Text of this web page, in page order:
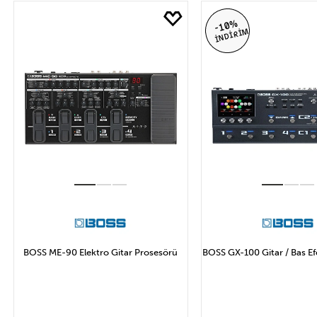
Marka
VALETON
SONICAKE
BOSS ME-90 Elektro Gitar Prosesörü
-10%
İNDİRİM
BOSS GX-100 Gitar / Bas